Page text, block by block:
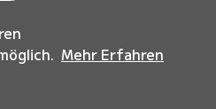
Mehr Erfahren